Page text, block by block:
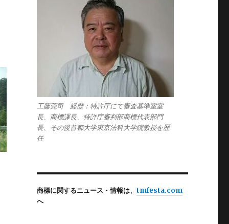
工藤莞司 経歴：特許庁にて審査基準室室
長、商標課長、特許庁審判部商標代表部門
長、その後首都大学東京法科大学院教授を歴
任
商標に関するニュース・情報は、 tmfesta.com
へ